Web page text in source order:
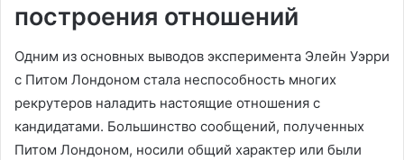
построения отношений
Одним из основных выводов эксперимента Элейн Уэрри
с Питом Лондоном стала неспособность многих
рекрутеров наладить настоящие отношения с
кандидатами. Большинство сообщений, полученных
Питом Лондоном, носили общий характер или были